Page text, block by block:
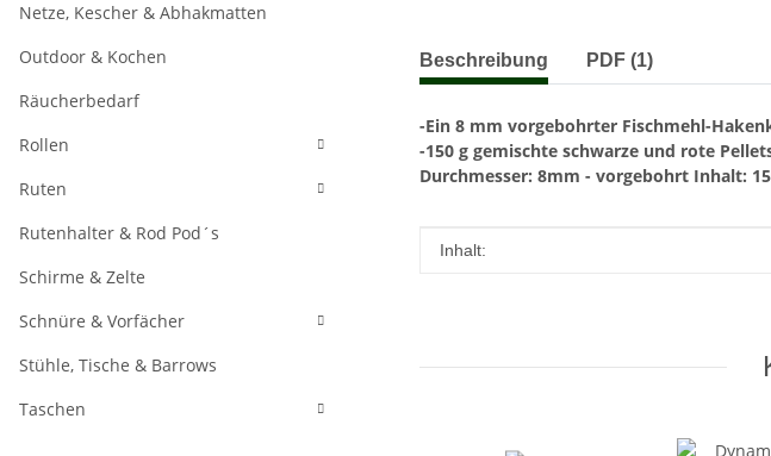
weitere Registerkarten anzeigen
Beschreibung PDF (1)
-Ein 8 mm vorgebohrter Fischmehl-
-150 g gemischte schwarze und rote
Durchmesser: 8mm - vorgebohrt Inhalt:
Produkteigenschaft
Wert
Inhalt:
Netze, Kescher & Abhakmatten
Outdoor & Kochen
Räucherbedarf
Rollen
Ruten
Rutenhalter & Rod Pod´s
Schirme & Zelte
Schnüre & Vorfächer
Stühle, Tische & Barrows
Taschen